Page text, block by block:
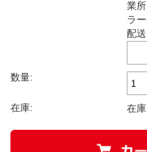
業
ラ
配
数量:
在庫: 在